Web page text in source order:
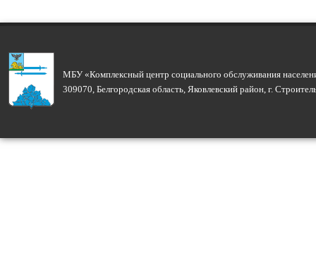
МБУ «Комплексный центр социального обслуживания
309070, Белгородская область, Яковлевский район, г.